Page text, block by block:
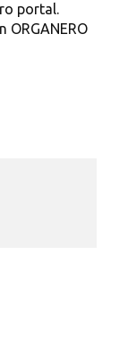
portal.